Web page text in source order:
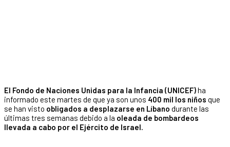
El Fondo de Naciones Unidas para la Infancia (UNICEF)ha
informado este martes de que ya son unos 400 mil los niños que
se han visto obligados a desplazarse en Líbano durante las
últimas tres semanas debido a la oleada de bombardeos
llevada a cabo por el Ejército de Israel.